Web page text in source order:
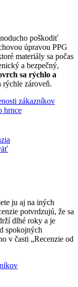
poškodiť
úpravou PPG
materiály sa počas
a bezpečný,
sa rýchlo a
rýchle zároveň.
hrnce
ju aj na iných
potvrdzujú, že sa
dlhé roky a je
spokojných
v časti „Recenzie od